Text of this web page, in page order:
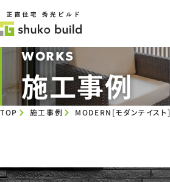
WORKS
施工事例
TOP 施工事例 MODERN[モダンテイスト]